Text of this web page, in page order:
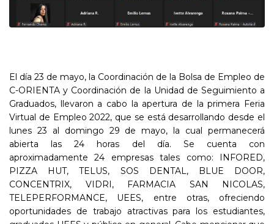
El día 23 de mayo, la Coordinación de la Bolsa de Empleo de
C-ORIENTA y Coordinación de la Unidad de Seguimiento a
Graduados, llevaron a cabo la apertura de la primera Feria
Virtual de Empleo 2022, que se está desarrollando desde el
lunes 23 al domingo 29 de mayo, la cual permanecerá
abierta las 24 horas del día. Se cuenta con
aproximadamente 24 empresas tales como: INFORED,
PIZZA HUT, TELUS, SOS DENTAL, BLUE DOOR,
CONCENTRIX, VIDRI, FARMACIA SAN NICOLAS,
TELEPERFORMANCE, UEES, entre otras, ofreciendo
oportunidades de trabajo atractivas para los estudiantes,